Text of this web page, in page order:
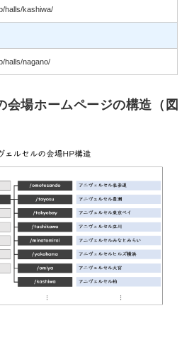
halls/kashiwa/
halls/nagano/
会場ホームページの構造（図